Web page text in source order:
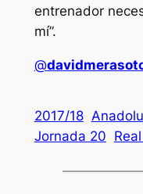
entrenador
mí”.
@
2017/18
Jornada 20